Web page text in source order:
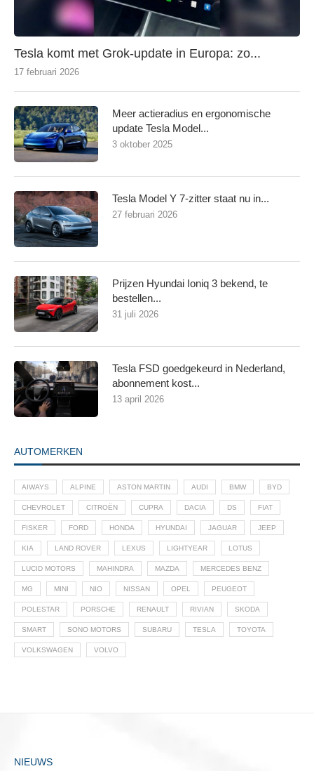
Tesla komt met Grok-update in Europa: zo...
17 februari 2026
Meer actieradius en ergonomische
update Tesla Model...
3 oktober 2025
Tesla Model Y 7-zitter staat nu in...
27 februari 2026
Prijzen Hyundai Ioniq 3 bekend, te
bestellen...
31 juli 2026
Tesla FSD goedgekeurd in Nederland,
abonnement kost...
13 april 2026
AUTOMERKEN
AIWAYS ALPINE ASTON MARTIN AUDI BMW BYD
CHEVROLET CITROËN CUPRA DACIA DS FIAT
FISKER FORD HONDA HYUNDAI JAGUAR JEEP
KIA LAND ROVER LEXUS LIGHTYEAR LOTUS
LUCID MOTORS MAHINDRA MAZDA MERCEDES BENZ
MG MINI NIO NISSAN OPEL PEUGEOT
POLESTAR PORSCHE RENAULT RIVIAN SKODA
SMART SONO MOTORS SUBARU TESLA TOYOTA
VOLKSWAGEN VOLVO
NIEUWS